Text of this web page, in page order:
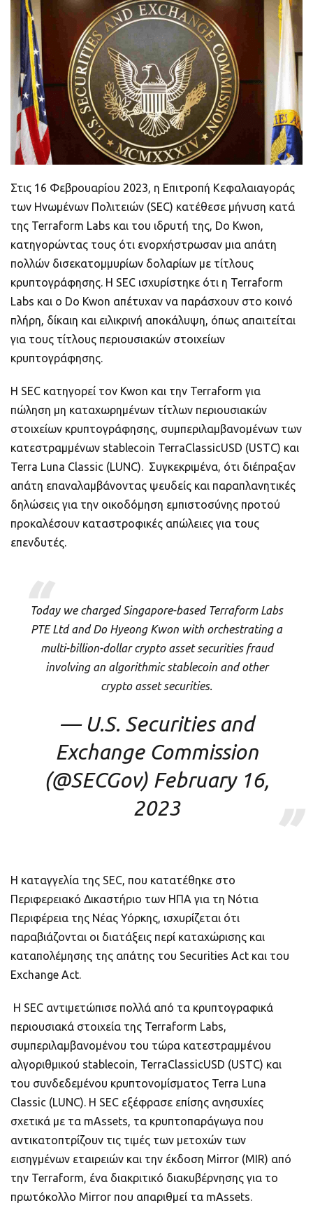
Στις 16 Φεβρουαρίου 2023, η Επιτροπή Κεφαλαιαγοράς
των Ηνωμένων Πολιτειών (SEC) κατέθεσε μήνυση κατά
της Terraform Labs και του ιδρυτή της, Do Kwon,
κατηγορώντας τους ότι ενορχήστρωσαν μια απάτη
πολλών δισεκατομμυρίων δολαρίων με τίτλους
κρυπτογράφησης. Η SEC ισχυρίστηκε ότι η Terraform
Labs και ο Do Kwon απέτυχαν να παράσχουν στο κοινό
πλήρη, δίκαιη και ειλικρινή αποκάλυψη, όπως απαιτείται
για τους τίτλους περιουσιακών στοιχείων
κρυπτογράφησης.
Η SEC κατηγορεί τον Kwon και την Terraform για
πώληση μη καταχωρημένων τίτλων περιουσιακών
στοιχείων κρυπτογράφησης, συμπεριλαμβανομένων των
κατεστραμμένων stablecoin TerraClassicUSD (USTC) και
Terra Luna Classic (LUNC). Συγκεκριμένα, ότι διέπραξαν
απάτη επαναλαμβάνοντας ψευδείς και παραπλανητικές
δηλώσεις για την οικοδόμηση εμπιστοσύνης προτού
προκαλέσουν καταστροφικές απώλειες για τους
επενδυτές.
Today we charged Singapore-based Terraform Labs
PTE Ltd and Do Hyeong Kwon with orchestrating a
multi-billion-dollar crypto asset securities fraud
involving an algorithmic stablecoin and other
crypto asset securities.
— U.S. Securities and
Exchange Commission
(@SECGov) February 16,
2023
Η καταγγελία της SEC, που κατατέθηκε στο
Περιφερειακό Δικαστήριο των ΗΠΑ για τη Νότια
Περιφέρεια της Νέας Υόρκης, ισχυρίζεται ότι
παραβιάζονται οι διατάξεις περί καταχώρισης και
καταπολέμησης της απάτης του Securities Act και του
Exchange Act.
Η SEC αντιμετώπισε πολλά από τα κρυπτογραφικά
περιουσιακά στοιχεία της Terraform Labs,
συμπεριλαμβανομένου του τώρα κατεστραμμένου
αλγοριθμικού stablecoin, TerraClassicUSD (USTC) και
του συνδεδεμένου κρυπτονομίσματος Terra Luna
Classic (LUNC). Η SEC εξέφρασε επίσης ανησυχίες
σχετικά με τα mAssets, τα κρυπτοπαράγωγα που
αντικατοπτρίζουν τις τιμές των μετοχών των
εισηγμένων εταιρειών και την έκδοση Mirror (MIR) από
την Terraform, ένα διακριτικό διακυβέρνησης για το
πρωτόκολλο Mirror που απαριθμεί τα mAssets.
ποιοτικό
Πορτοφόλια Κρυπτονομισμάτων
Metamask τι είναι και πως λειτουργεί αυτό
το πορτοφόλι;
Τι είναι τα NFTs
Νομοθεσία